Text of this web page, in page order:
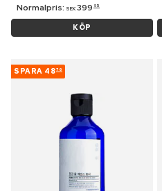
Normalpris: SEK 399 95
KÖP
SPARA 4876